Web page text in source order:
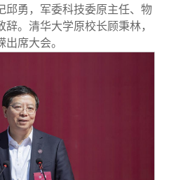
员会
大校友会
事华》
平台
物
苑
服务
赛
辞
邱勇，军委科技委原主任、物
。清华大学原校长顾秉林，
席大会。